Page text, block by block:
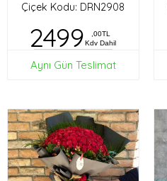
Çiçek Kodu: DRN2908
2499
,00TL
Kdv Dahil
Aynı Gün Teslimat